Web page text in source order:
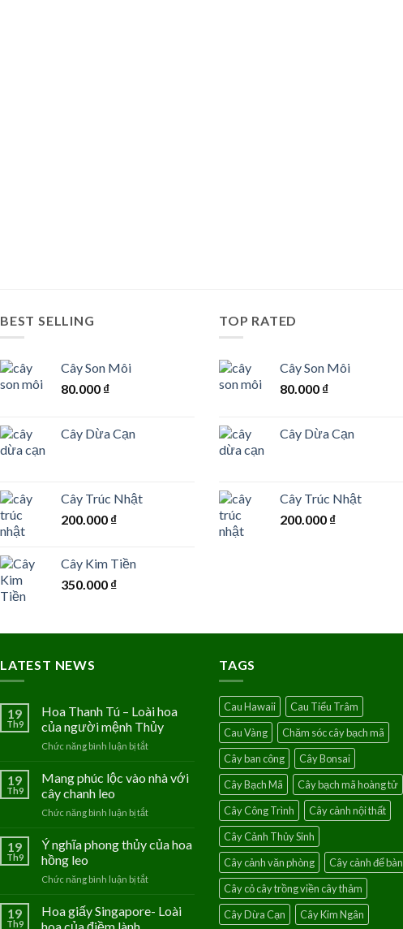
BEST SELLING
Cây Son Môi
80.000 ₫
Cây Dừa Cạn
Cây Trúc Nhật
200.000 ₫
Cây Kim Tiền
350.000 ₫
TOP RATED
Cây Son Môi
80.000 ₫
Cây Dừa Cạn
Cây Trúc Nhật
200.000 ₫
LATEST NEWS
19
Th9
Hoa Thanh Tú – Loài hoa
của người mệnh Thủy
Chức năng bình luận bị tắt
Thanh
của
19
Th9
Mang phúc lộc vào nhà với
cây chanh leo
Chức năng bình luận bị tắt
phúc
cây
19
Th9
Ý nghĩa phong thủy của hoa
hồng leo
Chức năng bình luận bị tắt
nghĩa
19
Th9
Hoa giấy Singapore- Loài
TAGS
Cau Hawaii
Cau Tiểu Trâm
Cau Vàng
Chăm sóc cây bạch mã
Cây ban công
Cây Bonsai
Cây Bạch Mã
Cây bạch mã hoàng tử
Cây Công Trình
Cây cảnh nội thất
Cây Cảnh Thủy Sinh
Cây cảnh văn phòng
Cây cảnh để bàn
Cây cỏ cây trồng viền cây thảm
Cây Dừa Cạn
Cây Kim Ngân